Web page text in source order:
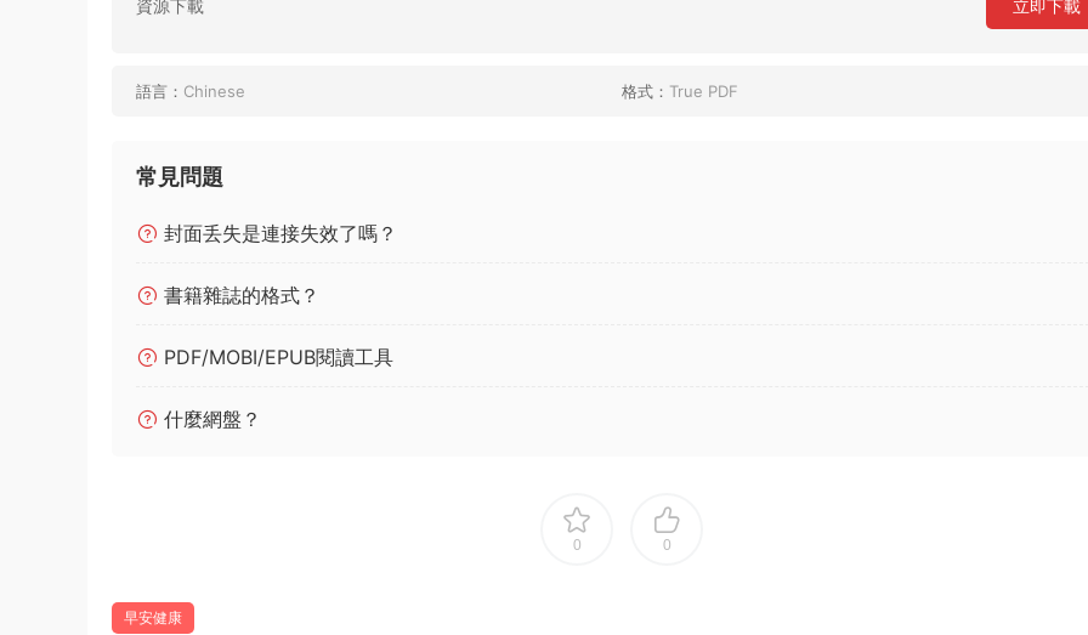
資源下載 立即下載
語言： Chinese 格式： True PDF
常見問題
封面丢失是連接失效了嗎？
書籍雜誌的格式？
PDF/MOBI/EPUB閱讀工具
什麼網盤？
0 0
早安健康